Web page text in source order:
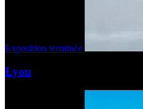
Exposition terminée
Lyon